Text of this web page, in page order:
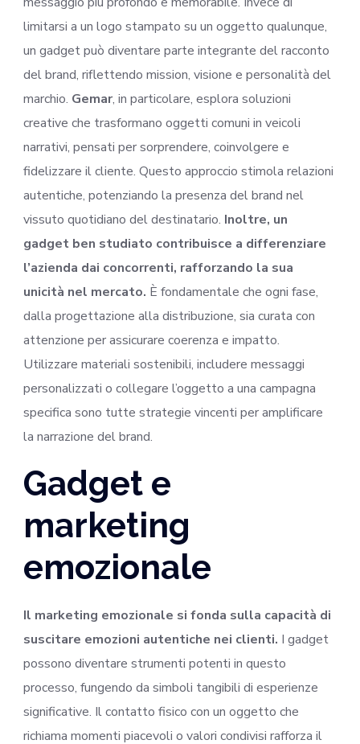
limitarsi a un logo stampato su un oggetto qualunque,
un gadget può diventare parte integrante del racconto
del brand, riflettendo mission, visione e personalità del
marchio. Gemar, in particolare, esplora soluzioni
creative che trasformano oggetti comuni in veicoli
narrativi, pensati per sorprendere, coinvolgere e
fidelizzare il cliente. Questo approccio stimola relazioni
autentiche, potenziando la presenza del brand nel
vissuto quotidiano del destinatario. Inoltre, un
gadget ben studiato contribuisce a differenziare
l’azienda dai concorrenti, rafforzando la sua
unicità nel mercato. È fondamentale che ogni fase,
dalla progettazione alla distribuzione, sia curata con
attenzione per assicurare coerenza e impatto.
Utilizzare materiali sostenibili, includere messaggi
personalizzati o collegare l’oggetto a una campagna
specifica sono tutte strategie vincenti per amplificare
la narrazione del brand.
Gadget e
marketing
emozionale
Il marketing emozionale si fonda sulla capacità di
suscitare emozioni autentiche nei clienti. I gadget
possono diventare strumenti potenti in questo
processo, fungendo da simboli tangibili di esperienze
significative. Il contatto fisico con un oggetto che
richiama momenti piacevoli o valori condivisi rafforza il